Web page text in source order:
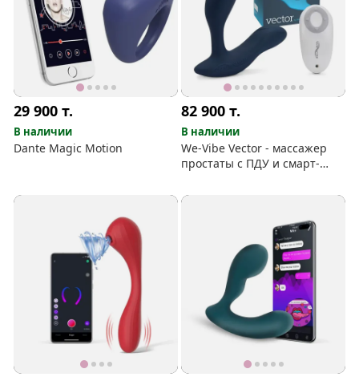
29 900т.
В наличии
Dante Magic Motion
82 900т.
В наличии
We-Vibe Vector - массажер
простаты с ПДУ и смарт-